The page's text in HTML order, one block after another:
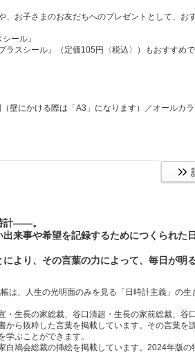
お子さまのお友だちへのプレゼントとして、お
ール』
ラスシール』（定価105円〈税込〉）もおすすめ
（壁にかける際は「A3」になります）／オール
計――。
来事や希望を記録するためにつくられた
より、その言葉の力によって、毎日が明
は、人生の光明面のみを見る「日時計主義」の生
生長の家総裁、谷口清超・生長の家前総裁、谷
から抜粋した言葉を掲載しています。その言葉を
学ぶことができます。
鳩会総裁の挿絵を掲載しています。2024年版の